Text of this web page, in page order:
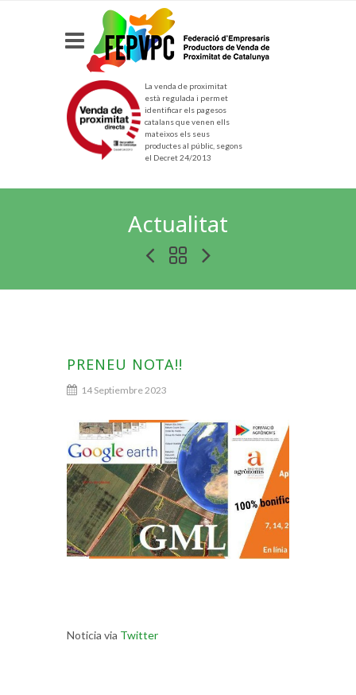
La venda de proximitat
està regulada i permet
identificar els pagesos
catalans que venen ells
mateixos els seus
productes al públic, segons
el Decret 24/2013
Actualitat
PRENEU NOTA!!
14 Septiembre 2023
Noticia via Twitter